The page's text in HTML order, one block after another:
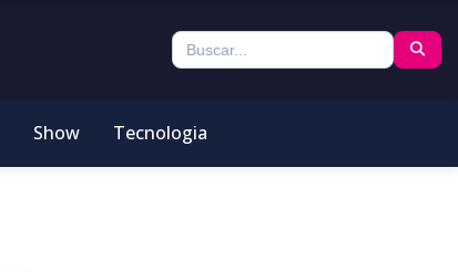
Show Tecnologia